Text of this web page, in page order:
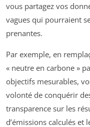
vous partagez vos
vagues qui pourraient
prenantes.
Par exemple, en
« neutre en carbone »
objectifs mesurables,
volonté de conquérir
transparence sur les
d’émissions calculés et